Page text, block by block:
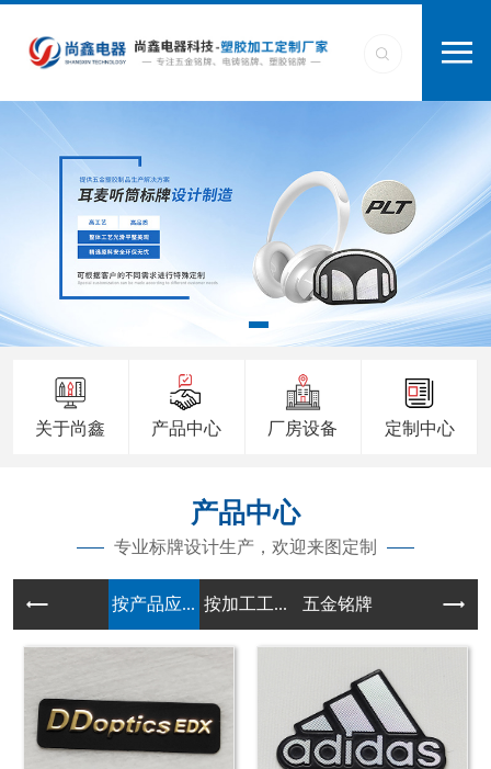
关于尚鑫 产品中心 厂房设备 定制中心
产品中心
专业标牌设计生产，欢迎来图定制
按产品应... 按加工工... 五金铭牌